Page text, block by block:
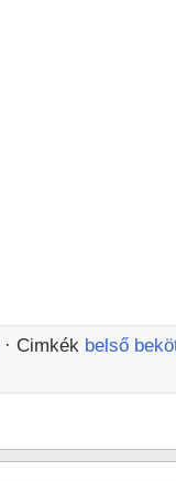
· Cimkék belső